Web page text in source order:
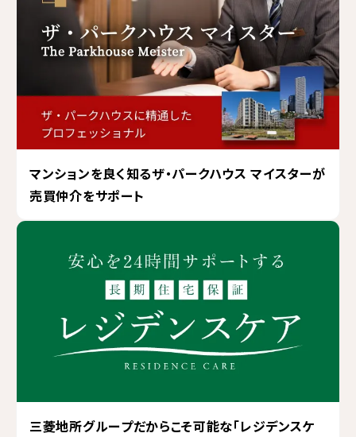
マンションを良く知るザ・パークハウス マイスターが
売買仲介をサポート
三菱地所グループだからこそ可能な「レジデンスケ